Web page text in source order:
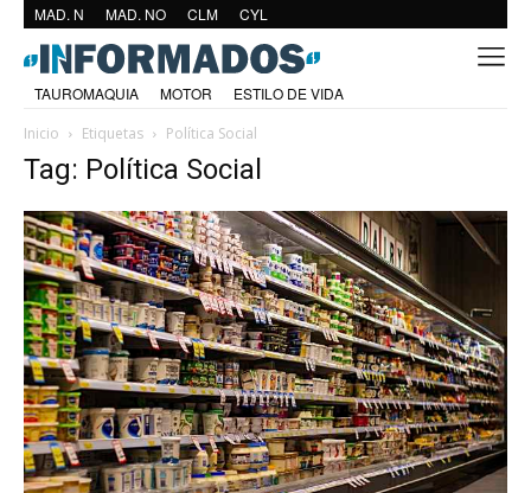
MAD. N MAD. NO CLM CYL
TAUROMAQUIA MOTOR
ESTILO DE VIDA
Inicio
Etiquetas Política Social
Tag: Política Social